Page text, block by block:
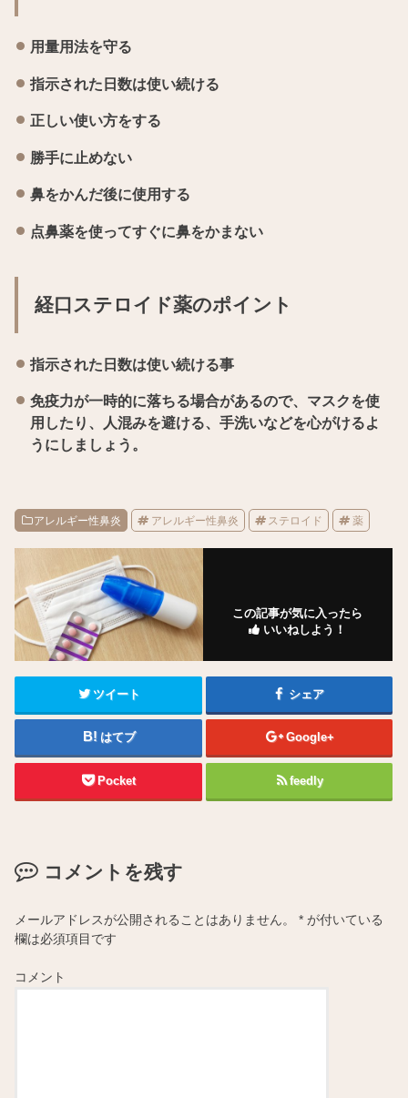
用量用法を守る
指示された日数は使い続ける
正しい使い方をする
勝手に止めない
鼻をかんだ後に使用する
点鼻薬を使ってすぐに鼻をかまない
経口ステロイド薬のポイント
指示された日数は使い続ける事
免疫力が一時的に落ちる場合があるので、マスクを使
用したり、人混みを避ける、手洗いなどを心がけるよ
うにしましょう。
アレルギー性鼻炎 アレルギー性鼻炎 ステロイド 薬
この記事が気に入ったら
いいねしよう！
ツイート シェア
はてブ Google+
Pocket feedly
コメントを残す
メールアドレスが公開されることはありません。 * が付いている
欄は必須項目です
コメント